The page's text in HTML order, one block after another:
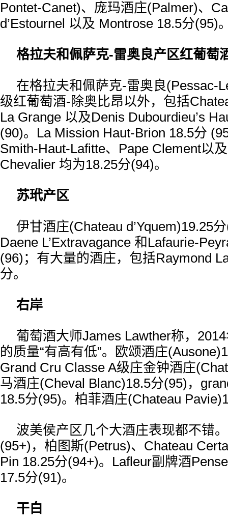
Pontet-Canet)、庞玛酒庄(Palmer)、
d’Estournel 以及 Montrose 18.5分(95)
格拉夫和佩萨克-雷奥良产区红葡萄
在格拉夫和佩萨克-雷奥良(Pessac-
级红葡萄酒-除奥比昂以外，包括
La Grange 以及Denis Dubourdieu’s
(90)。La Mission Haut-Brion 18.5分
Smith-Haut-Lafitte、Pape Clement以
Chevalier 均为18.25分(94)。
苏玳产区
伊甘酒庄(Chateau d’Yquem)19.25
Daene L’Extravagance 和Lafaurie-
(96)；有大量的酒庄，包括Raymond
分。
右岸
葡萄酒大师James Lawther称，
的质量“有高有低”。欧颂酒庄
Grand Cru Classe A级庄金钟酒庄
马酒庄(Cheval Blanc)18.5分(95)，
18.5分(95)。柏菲酒庄(Chateau
波美侯产区几个大酒庄表现都不错
(95+)，柏图斯(Petrus)、Chateau
Pin 18.25分(94+)。Lafleur副牌酒
17.5分(91)。
干白